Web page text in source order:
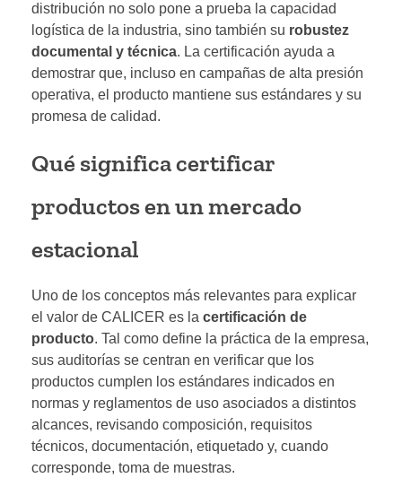
distribución no solo pone a prueba la capacidad
logística de la industria, sino también su robustez
documental y técnica. La certificación ayuda a
demostrar que, incluso en campañas de alta presión
operativa, el producto mantiene sus estándares y su
promesa de calidad.
Qué significa certificar
productos en un mercado
estacional
Uno de los conceptos más relevantes para explicar
el valor de CALICER es la certificación de
producto. Tal como define la práctica de la empresa,
sus auditorías se centran en verificar que los
productos cumplen los estándares indicados en
normas y reglamentos de uso asociados a distintos
alcances, revisando composición, requisitos
técnicos, documentación, etiquetado y, cuando
corresponde, toma de muestras.